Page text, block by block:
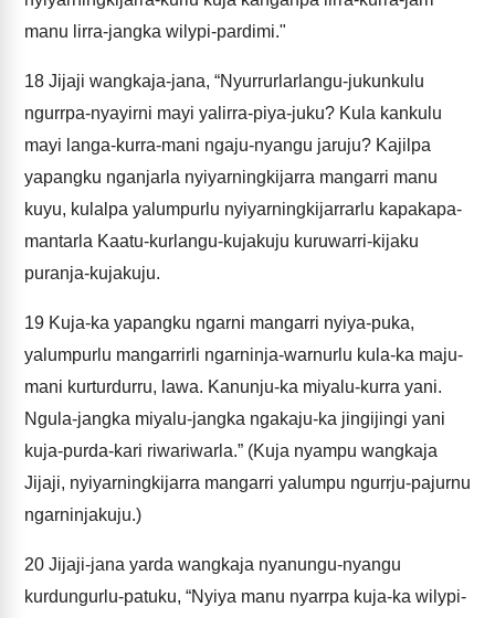
manu lirra-jangka wilypi-pardimi."
18 Jijaji wangkaja-jana, “Nyurrurlarlangu-jukunkulu
ngurrpa-nyayirni mayi yalirra-piya-juku? Kula kankulu
mayi langa-kurra-mani ngaju-nyangu jaruju? Kajilpa
yapangku nganjarla nyiyarningkijarra mangarri manu
kuyu, kulalpa yalumpurlu nyiyarningkijarrarlu kapakapa-
mantarla Kaatu-kurlangu-kujakuju kuruwarri-kijaku
puranja-kujakuju.
19 Kuja-ka yapangku ngarni mangarri nyiya-puka,
yalumpurlu mangarrirli ngarninja-warnurlu kula-ka maju-
mani kurturdurru, lawa. Kanunju-ka miyalu-kurra yani.
Ngula-jangka miyalu-jangka ngakaju-ka jingijingi yani
kuja-purda-kari riwariwarla.” (Kuja nyampu wangkaja
Jijaji, nyiyarningkijarra mangarri yalumpu ngurrju-pajurnu
ngarninjakuju.)
20 Jijaji-jana yarda wangkaja nyanungu-nyangu
kurdungurlu-patuku, “Nyiya manu nyarrpa kuja-ka wilypi-